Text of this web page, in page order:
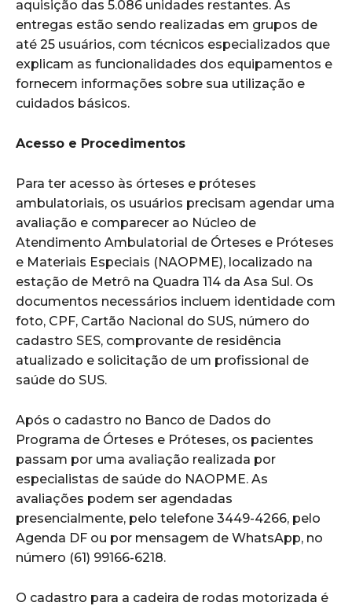
aquisição das 5.086 unidades restantes. As
entregas estão sendo realizadas em grupos de
até 25 usuários, com técnicos especializados que
explicam as funcionalidades dos equipamentos e
fornecem informações sobre sua utilização e
cuidados básicos.
Acesso e Procedimentos
Para ter acesso às órteses e próteses
ambulatoriais, os usuários precisam agendar uma
avaliação e comparecer ao Núcleo de
Atendimento Ambulatorial de Órteses e Próteses
e Materiais Especiais (NAOPME), localizado na
estação de Metrô na Quadra 114 da Asa Sul. Os
documentos necessários incluem identidade com
foto, CPF, Cartão Nacional do SUS, número do
cadastro SES, comprovante de residência
atualizado e solicitação de um profissional de
saúde do SUS.
Após o cadastro no Banco de Dados do
Programa de Órteses e Próteses, os pacientes
passam por uma avaliação realizada por
especialistas de saúde do NAOPME. As
avaliações podem ser agendadas
presencialmente, pelo telefone 3449-4266, pelo
Agenda DF ou por mensagem de WhatsApp, no
número (61) 99166-6218.
O cadastro para a cadeira de rodas motorizada é